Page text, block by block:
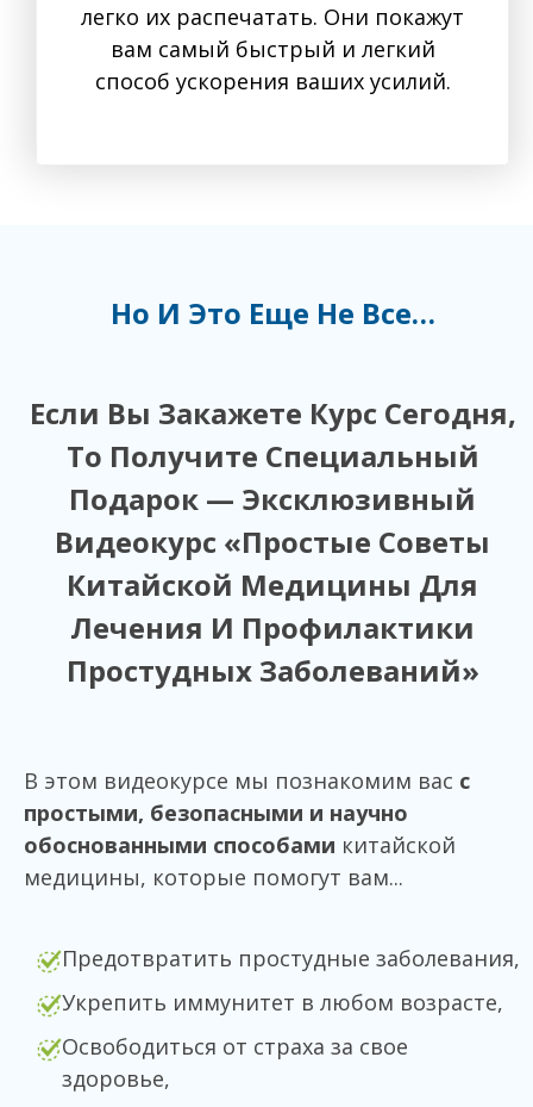
легко их распечатать. Они покажут
вам самый быстрый и легкий
способ ускорения ваших усилий.
Но И Это Еще Не Все…
Если Вы Закажете Курс Сегодня,
То Получите Специальный
Подарок — Эксклюзивный
Видеокурс «Простые Советы
Китайской Медицины Для
Лечения И Профилактики
Простудных Заболеваний»
В этом видеокурсе мы познакомим вас с
простыми, безопасными и научно
обоснованными способами китайской
медицины, которые помогут вам...
Предотвратить простудные заболевания,
Укрепить иммунитет в любом возрасте,
Освободиться от страха за свое
здоровье,